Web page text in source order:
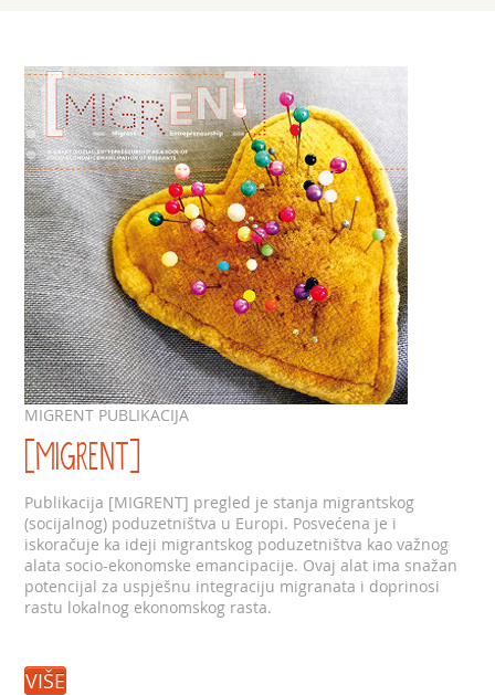
MIGRENT PUBLIKACIJA
[MIGRENT]
Publikacija [MIGRENT] pregled je stanja migrantskog
(socijalnog) poduzetništva u Europi. Posvećena je i
iskoračuje ka ideji migrantskog poduzetništva kao važnog
alata socio-ekonomske emancipacije. Ovaj alat ima snažan
potencijal za uspješnu integraciju migranata i doprinosi
rastu lokalnog ekonomskog rasta.
VIŠE